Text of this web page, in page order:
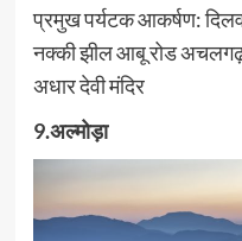
प्रमुख पर्यटक आकर्षण:
नक्की झील आबू रोड अचलगढ़
अधार देवी मंदिर
9.अल्मोड़ा